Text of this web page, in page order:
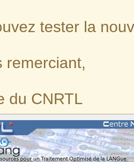
tester la
remerciant,
du CNRTL